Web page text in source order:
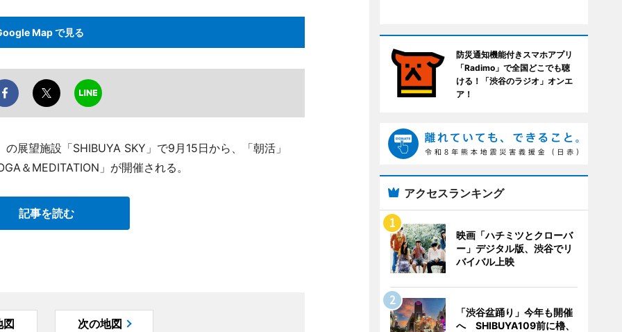
Map で見る
展望施設「SHIBUYA SKY」で9月15日から、「朝活」
＆MEDITATION」が開催される。
記事を読む
図 次の地図
防災通知機能付きスマホアプリ
「Radimo」で全国どこでも聴
ける！「渋谷のラジオ」オンエ
ア！
アクセスランキング
映画「ハチミツとクローバ
ー」デジタル版、渋谷でリ
バイバル上映
「渋谷盆踊り」今年も開催
へ SHIBUYA109前に櫓、